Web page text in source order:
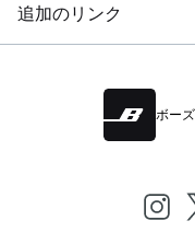
追加のリンク
ボー